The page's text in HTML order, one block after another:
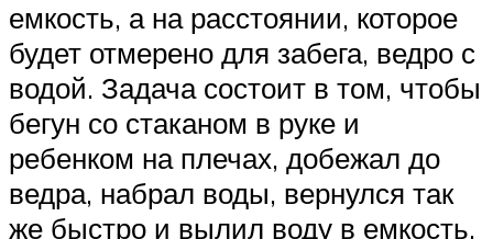
емкость, а на расстоянии, которое
будет отмерено для забега, ведро с
водой. Задача состоит в том, чтобы
бегун со стаканом в руке и
ребенком на плечах, добежал до
ведра, набрал воды, вернулся так
же быстро и вылил воду в емкость.